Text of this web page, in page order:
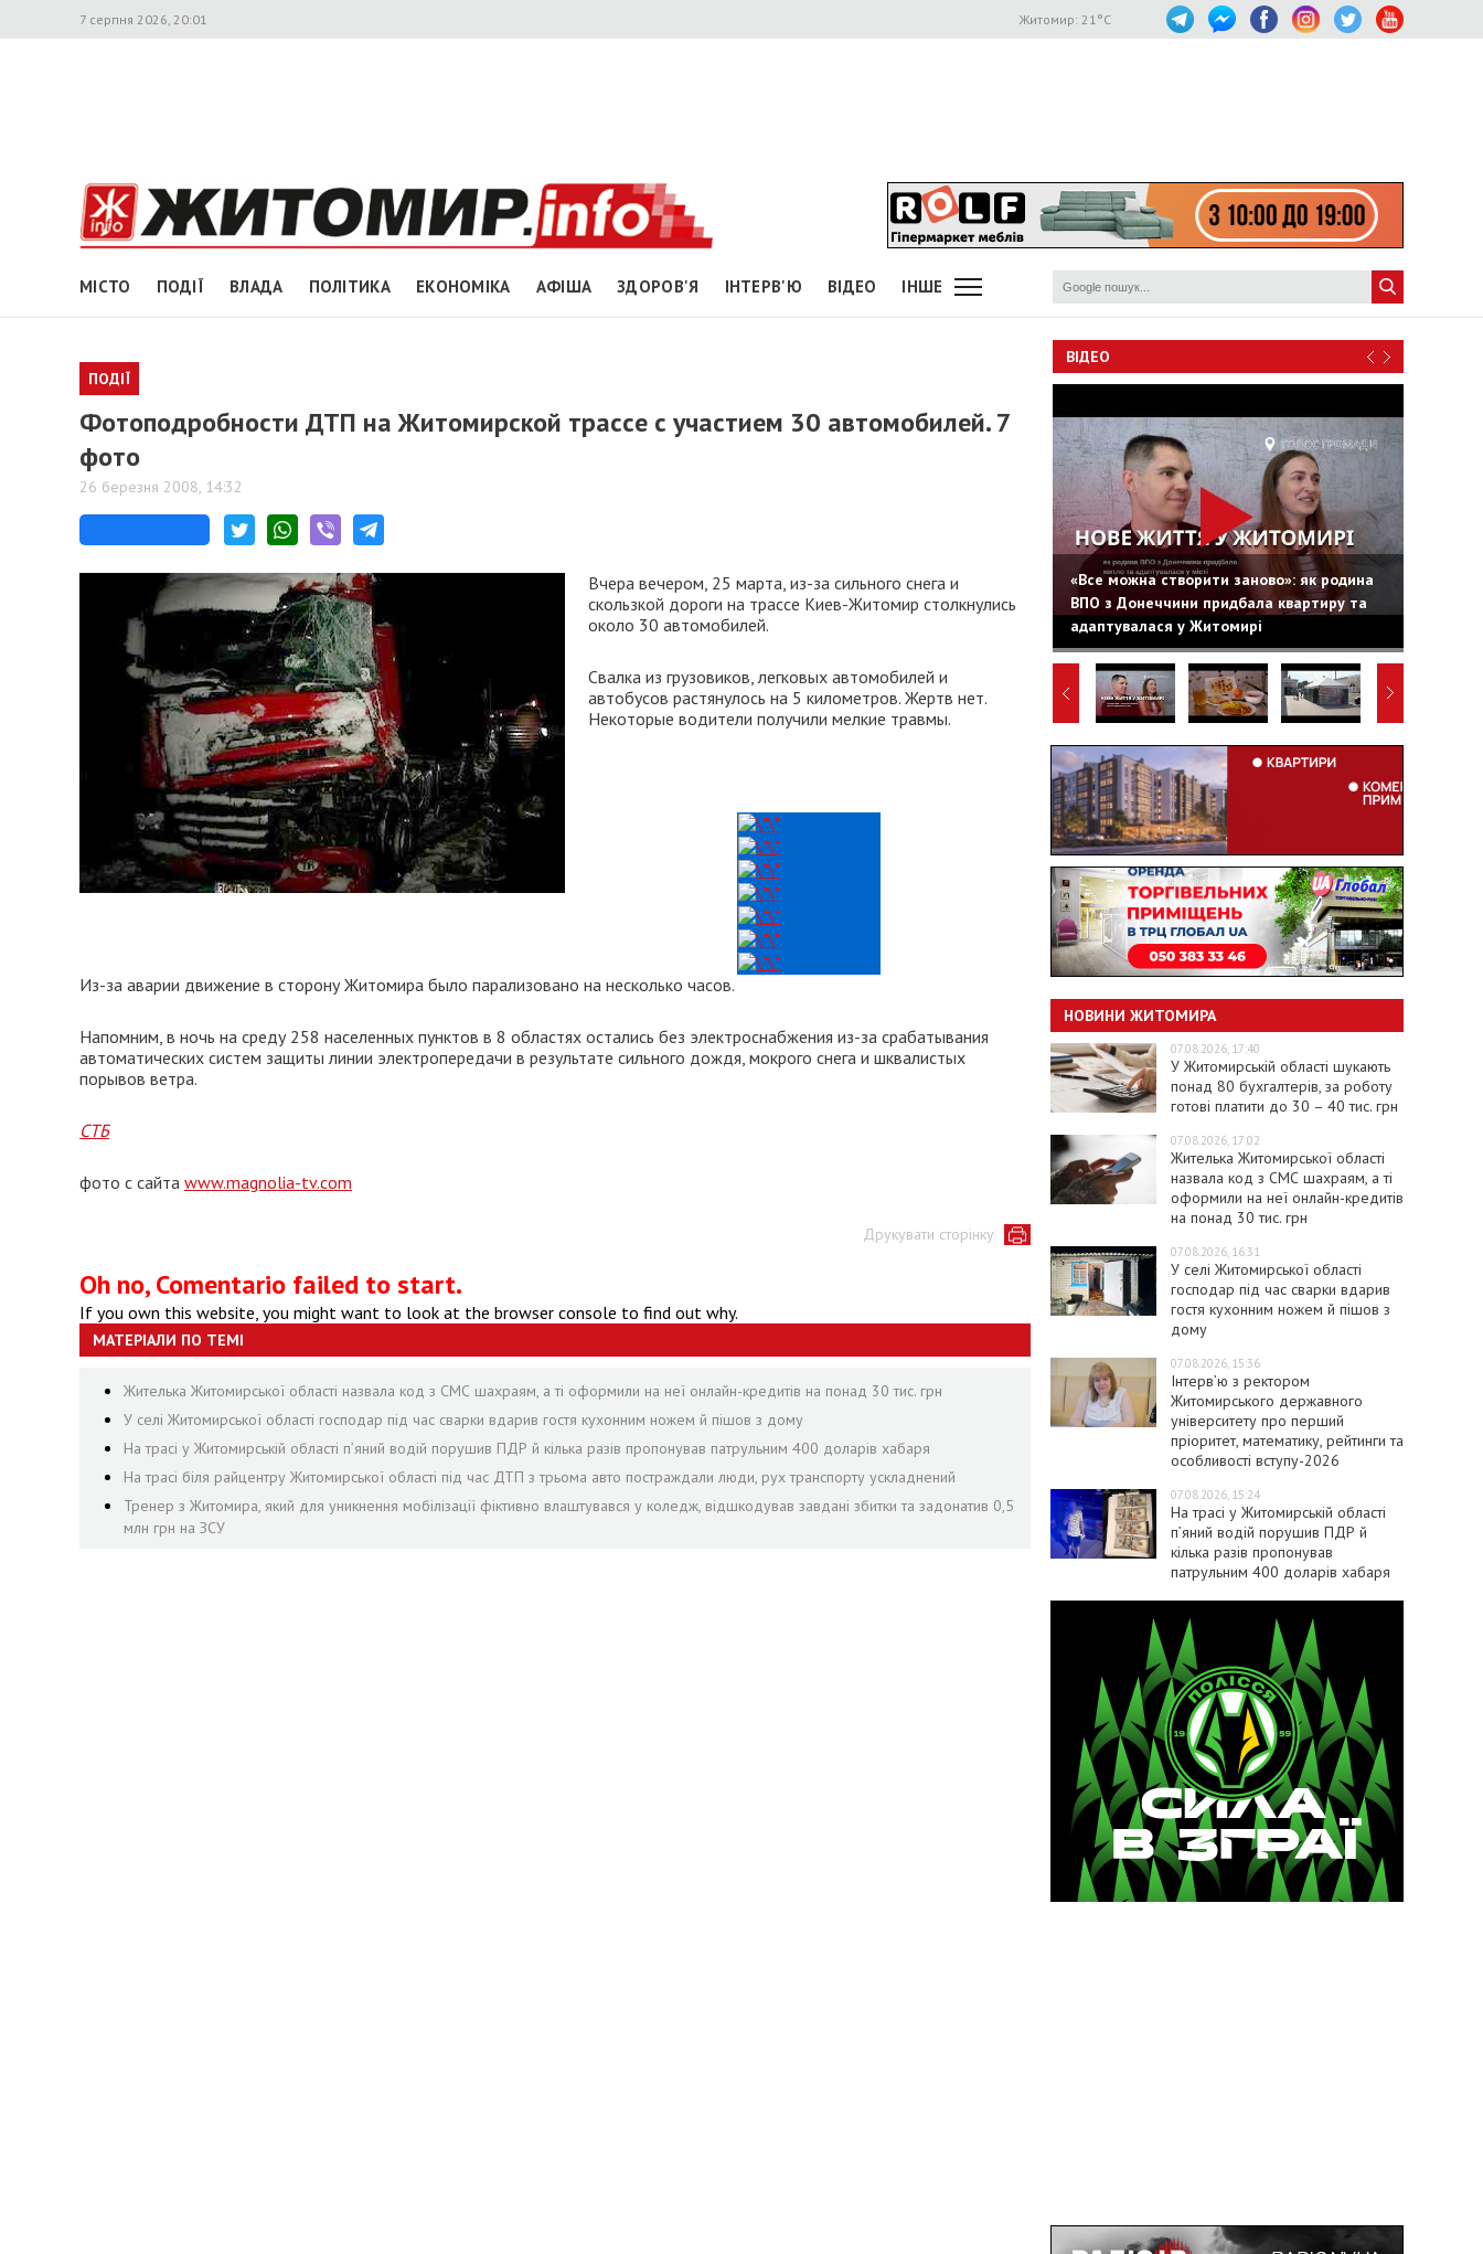
7 серпня 2026, 20:01 Житомир: 21°C
МІСТО ПОДІЇ ВЛАДА ПОЛІТИКА ЕКОНОМІКА АФІША ЗДОРОВ'Я ІНТЕРВ'Ю ВІДЕО ІНШЕ
ПОДІЇ
Фотоподробности ДТП на Житомирской трассе с участием 30 автомобилей. 7
фото
26 березня 2008, 14:32
Вчера вечером, 25 марта, из-за сильного снега и
скользкой дороги на трассе Киев-Житомир столкнулись
около 30 автомобилей.
Свалка из грузовиков, легковых автомобилей и
автобусов растянулось на 5 километров. Жертв нет.
Некоторые водители получили мелкие травмы.
Из-за аварии движение в сторону Житомира было парализовано на несколько часов.
Напомним, в ночь на среду 258 населенных пунктов в 8 областях остались без электроснабжения из-за срабатывания
автоматических систем защиты линии электропередачи в результате сильного дождя, мокрого снега и шквалистых
порывов ветра.
СТБ
фото с сайта www.magnolia-tv.com
Друкувати сторінку
Oh no, Comentario failed to start.
If you own this website, you might want to look at the browser console to find out why.
МАТЕРІАЛИ ПО ТЕМІ
Жителька Житомирської області назвала код з СМС шахраям, а ті оформили на неї онлайн-кредитів на понад 30 тис. грн
У селі Житомирської області господар під час сварки вдарив гостя кухонним ножем й пішов з дому
На трасі у Житомирській області п’яний водій порушив ПДР й кілька разів пропонував патрульним 400 доларів хабаря
На трасі біля райцентру Житомирської області під час ДТП з трьома авто постраждали люди, рух транспорту ускладнений
Тренер з Житомира, який для уникнення мобілізації фіктивно влаштувався у коледж, відшкодував завдані збитки та задонатив 0,5
млн грн на ЗСУ
ВІДЕО
«Все можна створити заново»: як родина
ВПО з Донеччини придбала квартиру та
адаптувалася у Житомирі
НОВИНИ ЖИТОМИРА
07.08.2026, 17:40
У Житомирській області шукають
понад 80 бухгалтерів, за роботу
готові платити до 30 – 40 тис. грн
07.08.2026, 17:02
Жителька Житомирської області
назвала код з СМС шахраям, а ті
оформили на неї онлайн-кредитів
на понад 30 тис. грн
07.08.2026, 16:31
У селі Житомирської області
господар під час сварки вдарив
гостя кухонним ножем й пішов з
дому
07.08.2026, 15:36
Інтерв’ю з ректором
Житомирського державного
університету про перший
пріоритет, математику, рейтинги та
особливості вступу-2026
07.08.2026, 15:24
На трасі у Житомирській області
п’яний водій порушив ПДР й
кілька разів пропонував
патрульним 400 доларів хабаря